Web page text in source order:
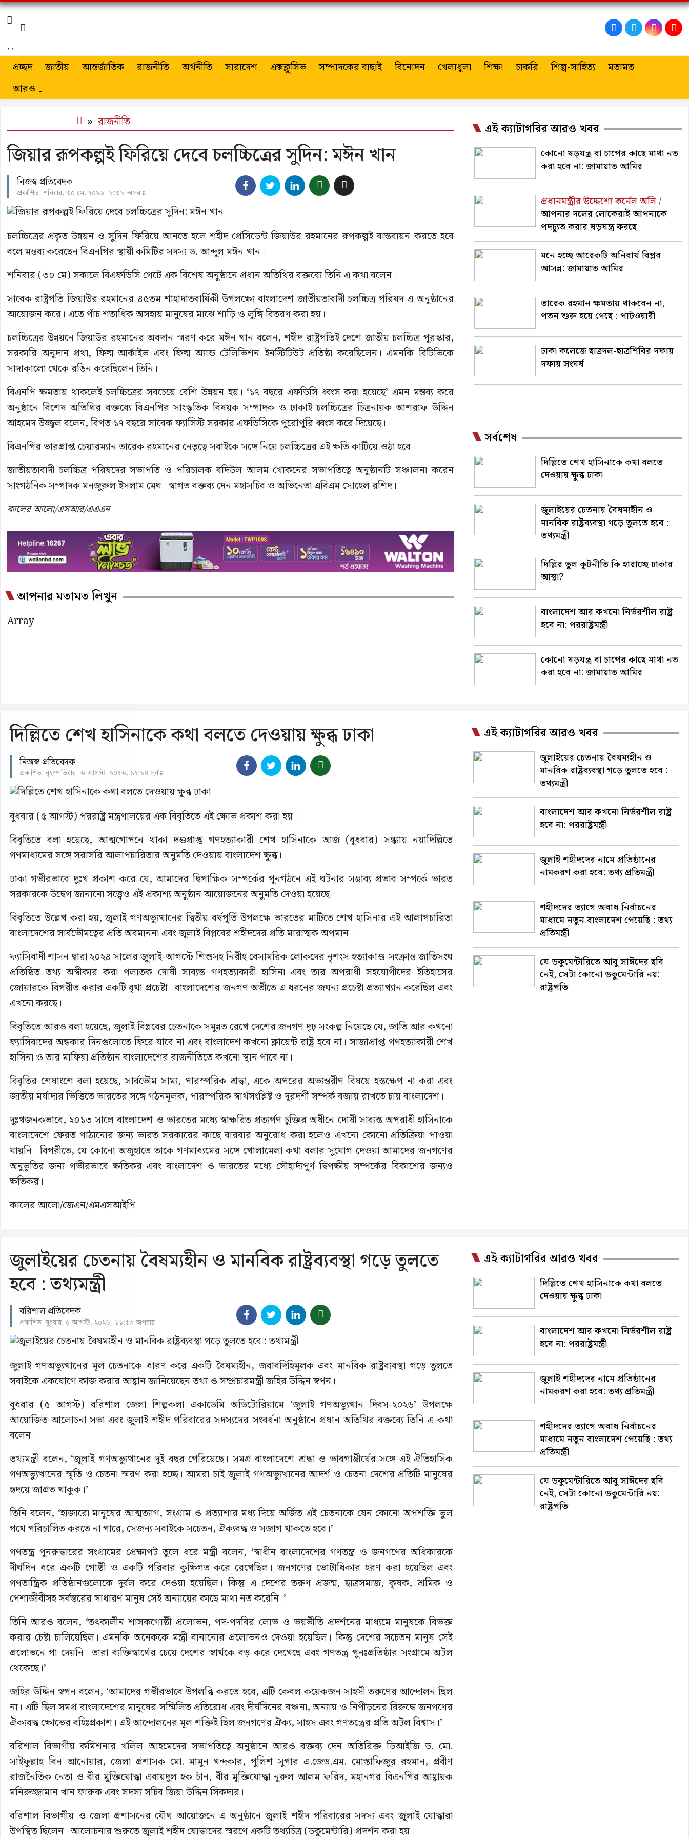
, ,
প্রচ্ছদ জাতীয় আন্তর্জাতিক রাজনীতি অর্থনীতি সারাদেশ এক্সক্লুসিভ সম্পাদকের বাছাই বিনোদন খেলাধুলা শিক্ষা চাকরি শিল্প-সাহিত্য
মতামত
আরও
রাজনীতি
জিয়ার রূপকল্পই ফিরিয়ে দেবে চলচ্চিত্রের সুদিন: মঈন খান
নিজস্ব প্রতিবেদক
প্রকাশিত: শনিবার, ৩০ মে, ২০২৬, ৮:৩৮ অপরাহ্ণ
চলচ্চিত্রের প্রকৃত উন্নয়ন ও সুদিন ফিরিয়ে আনতে হলে শহীদ প্রেসিডেন্ট জিয়াউর রহমানের রূপকল্পই বাস্তবায়ন করতে হবে
বলে মন্তব্য করেছেন বিএনপির স্থায়ী কমিটির সদস্য ড. আব্দুল মঈন খান।
শনিবার (৩০ মে) সকালে বিএফডিসি গেটে এক বিশেষ অনুষ্ঠানে প্রধান অতিথির বক্তব্যে তিনি এ কথা বলেন।
সাবেক রাষ্ট্রপতি জিয়াউর রহমানের ৪৫তম শাহাদাতবার্ষিকী উপলক্ষ্যে বাংলাদেশ জাতীয়তাবাদী চলচ্চিত্র পরিষদ এ অনুষ্ঠানের
আয়োজন করে। এতে পাঁচ শতাধিক অসহায় মানুষের মাঝে শাড়ি ও লুঙ্গি বিতরণ করা হয়।
চলচ্চিত্রের উন্নয়নে জিয়াউর রহমানের অবদান স্মরণ করে মঈন খান বলেন, শহীদ রাষ্ট্রপতিই দেশে জাতীয় চলচ্চিত্র পুরস্কার,
সরকারি অনুদান প্রথা, ফিল্ম আর্কাইভ এবং ফিল্ম অ্যান্ড টেলিভিশন ইনস্টিটিউট প্রতিষ্ঠা করেছিলেন। এমনকি বিটিভিকে
সাদাকালো থেকে রঙিন করেছিলেন তিনি।
বিএনপি ক্ষমতায় থাকলেই চলচ্চিত্রের সবচেয়ে বেশি উন্নয়ন হয়। ‘১৭ বছরে এফডিসি ধ্বংস করা হয়েছে’ এমন মন্তব্য করে
অনুষ্ঠানে বিশেষ অতিথির বক্তব্যে বিএনপির সাংস্কৃতিক বিষয়ক সম্পাদক ও ঢাকাই চলচ্চিত্রের চিত্রনায়ক আশরাফ উদ্দিন
আহমেদ উজ্জ্বল বলেন, বিগত ১৭ বছরে সাবেক ফ্যাসিস্ট সরকার এফডিসিকে পুরোপুরি ধ্বংস করে দিয়েছে।
বিএনপির ভারপ্রাপ্ত চেয়ারম্যান তারেক রহমানের নেতৃত্বে সবাইকে সঙ্গে নিয়ে চলচ্চিত্রের এই ক্ষতি কাটিয়ে ওঠা হবে।
জাতীয়তাবাদী চলচ্চিত্র পরিষদের সভাপতি ও পরিচালক বদিউল আলম খোকনের সভাপতিত্বে অনুষ্ঠানটি সঞ্চালনা করেন
সাংগঠনিক সম্পাদক মনজুরুল ইসলাম মেঘ। স্বাগত বক্তব্য দেন মহাসচিব ও অভিনেতা এবিএম সোহেল রশিদ।
কালের আলো/এসআর/এএএন
আপনার মতামত লিখুন
Array
এই ক্যাটাগরির আরও খবর
কোনো ষড়যন্ত্র বা চাপের কাছে মাথা নত
করা হবে না: জামায়াত আমির
প্রধানমন্ত্রীর উদ্দেশ্যে কর্নেল অলি /
আপনার দলের লোকেরাই আপনাকে
পদচ্যুত করার ষড়যন্ত্র করছে
মনে হচ্ছে আরেকটি অনিবার্য বিপ্লব
আসন্ন: জামায়াত আমির
তারেক রহমান ক্ষমতায় থাকবেন না,
পতন শুরু হয়ে গেছে : পাটওয়ারী
ঢাকা কলেজে ছাত্রদল-ছাত্রশিবির দফায়
দফায় সংঘর্ষ
সর্বশেষ
দিল্লিতে শেখ হাসিনাকে কথা বলতে
দেওয়ায় ক্ষুব্ধ ঢাকা
জুলাইয়ের চেতনায় বৈষম্যহীন ও
মানবিক রাষ্ট্রব্যবস্থা গড়ে তুলতে হবে :
তথ্যমন্ত্রী
দিল্লির ভুল কূটনীতি কি হারাচ্ছে ঢাকার
আস্থা?
বাংলাদেশ আর কখনো নির্ভরশীল রাষ্ট্র
হবে না: পররাষ্ট্রমন্ত্রী
কোনো ষড়যন্ত্র বা চাপের কাছে মাথা নত
করা হবে না: জামায়াত আমির
দিল্লিতে শেখ হাসিনাকে কথা বলতে দেওয়ায় ক্ষুব্ধ ঢাকা
নিজস্ব প্রতিবেদক
প্রকাশিত: বৃহস্পতিবার, ৬ আগস্ট, ২০২৬, ১২:১৪ পূর্বাহ্ণ
বুধবার (৫ আগস্ট) পররাষ্ট্র মন্ত্রণালয়ের এক বিবৃতিতে এই ক্ষোভ প্রকাশ করা হয়।
বিবৃতিতে বলা হয়েছে, আত্মগোপনে থাকা দণ্ডপ্রাপ্ত গণহত্যাকারী শেখ হাসিনাকে আজ (বুধবার) সন্ধ্যায় নয়াদিল্লিতে
গণমাধ্যমের সঙ্গে সরাসরি আলাপচারিতার অনুমতি দেওয়ায় বাংলাদেশ ক্ষুব্ধ।
ঢাকা গভীরভাবে দুঃখ প্রকাশ করে যে, আমাদের দ্বিপাক্ষিক সম্পর্কের পুনর্গঠনে এই ঘটনার সম্ভাব্য প্রভাব সম্পর্কে ভারত
সরকারকে উদ্বেগ জানানো সত্ত্বেও এই প্রকাশ্য অনুষ্ঠান আয়োজনের অনুমতি দেওয়া হয়েছে।
বিবৃতিতে উল্লেখ করা হয়, জুলাই গণঅভ্যুত্থানের দ্বিতীয় বর্ষপূর্তি উপলক্ষে ভারতের মাটিতে শেখ হাসিনার এই আলাপচারিতা
বাংলাদেশের সার্বভৌমত্বের প্রতি অবমাননা এবং জুলাই বিপ্লবের শহীদদের প্রতি মারাত্মক অপমান।
ফ্যাসিবাদী শাসন দ্বারা ২০২৪ সালের জুলাই-আগস্টে শিশুসহ নিরীহ বেসামরিক লোকদের নৃশংস হত্যাকাণ্ড-সংক্রান্ত জাতিসংঘ
প্রতিষ্ঠিত তথ্য অস্বীকার করা পলাতক দোষী সাব্যস্ত গণহত্যাকারী হাসিনা এবং তার অপরাধী সহযোগীদের ইতিহাসের
জোয়ারকে বিপরীত করার একটি বৃথা প্রচেষ্টা। বাংলাদেশের জনগণ অতীতে এ ধরনের জঘন্য প্রচেষ্টা প্রত্যাখ্যান করেছিল এবং
এখনো করছে।
বিবৃতিতে আরও বলা হয়েছে, জুলাই বিপ্লবের চেতনাকে সমুন্নত রেখে দেশের জনগণ দৃঢ় সংকল্প নিয়েছে যে, জাতি আর কখনো
ফ্যাসিবাদের অন্ধকার দিনগুলোতে ফিরে যাবে না এবং বাংলাদেশ কখনো ক্লায়েন্ট রাষ্ট্র হবে না। সাজাপ্রাপ্ত গণহত্যাকারী শেখ
হাসিনা ও তার মাফিয়া প্রতিষ্ঠান বাংলাদেশের রাজনীতিতে কখনো স্থান পাবে না।
বিবৃতির শেষাংশে বলা হয়েছে, সার্বভৌম সাম্য, পারস্পরিক শ্রদ্ধা, একে অপরের অভ্যন্তরীণ বিষয়ে হস্তক্ষেপ না করা এবং
জাতীয় মর্যাদার ভিত্তিতে ভারতের সঙ্গে গঠনমূলক, পারস্পরিক স্বার্থসংশ্লিষ্ট ও দূরদর্শী সম্পর্ক বজায় রাখতে চায় বাংলাদেশ।
দুঃখজনকভাবে, ২০১৩ সালে বাংলাদেশ ও ভারতের মধ্যে স্বাক্ষরিত প্রত্যর্পণ চুক্তির অধীনে দোষী সাব্যস্ত অপরাধী হাসিনাকে
বাংলাদেশে ফেরত পাঠানোর জন্য ভারত সরকারের কাছে বারবার অনুরোধ করা হলেও এখনো কোনো প্রতিক্রিয়া পাওয়া
যায়নি। বিপরীতে, যে কোনো অজুহাতে তাকে গণমাধ্যমের সঙ্গে খোলামেলা কথা বলার সুযোগ দেওয়া আমাদের জনগণের
অনুভূতির জন্য গভীরভাবে ক্ষতিকর এবং বাংলাদেশ ও ভারতের মধ্যে সৌহার্দ্যপূর্ণ দ্বিপক্ষীয় সম্পর্কের বিকাশের জন্যও
ক্ষতিকর।
কালের আলো/জেএন/এমএসআইপি
এই ক্যাটাগরির আরও খবর
জুলাইয়ের চেতনায় বৈষম্যহীন ও
মানবিক রাষ্ট্রব্যবস্থা গড়ে তুলতে হবে :
তথ্যমন্ত্রী
বাংলাদেশ আর কখনো নির্ভরশীল রাষ্ট্র
হবে না: পররাষ্ট্রমন্ত্রী
জুলাই শহীদদের নামে প্রতিষ্ঠানের
নামকরণ করা হবে: তথ্য প্রতিমন্ত্রী
শহীদদের ত্যাগে অবাধ নির্বাচনের
মাধ্যমে নতুন বাংলাদেশ পেয়েছি : তথ্য
প্রতিমন্ত্রী
যে ডকুমেন্টারিতে আবু সাঈদের ছবি
নেই, সেটা কোনো ডকুমেন্টারি নয়:
রাষ্ট্রপতি
জুলাইয়ের চেতনায় বৈষম্যহীন ও মানবিক রাষ্ট্রব্যবস্থা গড়ে তুলতে
হবে : তথ্যমন্ত্রী
বরিশাল প্রতিবেদক
প্রকাশিত: বুধবার, ৫ আগস্ট, ২০২৬, ১১:৫৩ অপরাহ্ণ
জুলাই গণঅভ্যুত্থানের মূল চেতনাকে ধারণ করে একটি বৈষম্যহীন, জবাবদিহিমূলক এবং মানবিক রাষ্ট্রব্যবস্থা গড়ে তুলতে
সবাইকে একযোগে কাজ করার আহ্বান জানিয়েছেন তথ্য ও সম্প্রচারমন্ত্রী জহির উদ্দিন স্বপন।
বুধবার (৫ আগস্ট) বরিশাল জেলা শিল্পকলা একাডেমি অডিটোরিয়ামে ‘জুলাই গণঅভ্যুত্থান দিবস-২০২৬’ উপলক্ষে
আয়োজিত আলোচনা সভা এবং জুলাই শহীদ পরিবারের সদস্যদের সংবর্ধনা অনুষ্ঠানে প্রধান অতিথির বক্তব্যে তিনি এ কথা
বলেন।
তথ্যমন্ত্রী বলেন, ‘জুলাই গণঅভ্যুত্থানের দুই বছর পেরিয়েছে। সমগ্র বাংলাদেশে শ্রদ্ধা ও ভাবগাম্ভীর্যের সঙ্গে এই ঐতিহাসিক
গণঅভ্যুত্থানের স্মৃতি ও চেতনা স্মরণ করা হচ্ছে। আমরা চাই জুলাই গণঅভ্যুত্থানের আদর্শ ও চেতনা দেশের প্রতিটি মানুষের
হৃদয়ে জাগ্রত থাকুক।’
তিনি বলেন, ‘হাজারো মানুষের আত্মত্যাগ, সংগ্রাম ও প্রত্যাশার মধ্য দিয়ে অর্জিত এই চেতনাকে যেন কোনো অপশক্তি ভুল
পথে পরিচালিত করতে না পারে, সেজন্য সবাইকে সচেতন, ঐক্যবদ্ধ ও সজাগ থাকতে হবে।’
গণতন্ত্র পুনরুদ্ধারের সংগ্রামের প্রেক্ষাপট তুলে ধরে মন্ত্রী বলেন, ‘স্বাধীন বাংলাদেশের গণতন্ত্র ও জনগণের অধিকারকে
দীর্ঘদিন ধরে একটি গোষ্ঠী ও একটি পরিবার কুক্ষিগত করে রেখেছিল। জনগণের ভোটাধিকার হরণ করা হয়েছিল এবং
গণতান্ত্রিক প্রতিষ্ঠানগুলোকে দুর্বল করে দেওয়া হয়েছিল। কিন্তু এ দেশের তরুণ প্রজন্ম, ছাত্রসমাজ, কৃষক, শ্রমিক ও
পেশাজীবীসহ সর্বস্তরের সাধারণ মানুষ সেই অন্যায়ের কাছে মাথা নত করেনি।’
তিনি আরও বলেন, ‘তৎকালীন শাসকগোষ্ঠী প্রলোভন, পদ-পদবির লোভ ও ভয়ভীতি প্রদর্শনের মাধ্যমে মানুষকে বিভক্ত
করার চেষ্টা চালিয়েছিল। এমনকি অনেককে মন্ত্রী বানানোর প্রলোভনও দেওয়া হয়েছিল। কিন্তু দেশের সচেতন মানুষ সেই
প্রলোভনে পা দেয়নি। তারা ব্যক্তিস্বার্থের চেয়ে দেশের স্বার্থকে বড় করে দেখেছে এবং গণতন্ত্র পুনঃপ্রতিষ্ঠার সংগ্রামে অটল
থেকেছে।’
জহির উদ্দিন স্বপন বলেন, ‘আমাদের গভীরভাবে উপলব্ধি করতে হবে, এটি কেবল কয়েকজন সাহসী তরুণের আন্দোলন ছিল
না। এটি ছিল সমগ্র বাংলাদেশের মানুষের সম্মিলিত প্রতিরোধ এবং দীর্ঘদিনের বঞ্চনা, অন্যায় ও নিপীড়নের বিরুদ্ধে জনগণের
ঐক্যবদ্ধ ক্ষোভের বহিঃপ্রকাশ। এই আন্দোলনের মূল শক্তিই ছিল জনগণের ঐক্য, সাহস এবং গণতন্ত্রের প্রতি অটল বিশ্বাস।’
বরিশাল বিভাগীয় কমিশনার খলিল আহমেদের সভাপতিত্বে অনুষ্ঠানে আরও বক্তব্য দেন অতিরিক্ত ডিআইজি ড. মো.
সাইফুল্লাহ বিন আনোয়ার, জেলা প্রশাসক মো. মামুন খন্দকার, পুলিশ সুপার এ.জেড.এম. মোস্তাফিজুর রহমান, প্রবীণ
রাজনৈতিক নেতা ও বীর মুক্তিযোদ্ধা এবায়দুল হক চাঁন, বীর মুক্তিযোদ্ধা নুরুল আলম ফরিদ, মহানগর বিএনপির আহ্বায়ক
মনিরুজ্জামান খান ফারুক এবং সদস্য সচিব জিয়া উদ্দিন সিকদার।
বরিশাল বিভাগীয় ও জেলা প্রশাসনের যৌথ আয়োজনে এ অনুষ্ঠানে জুলাই শহীদ পরিবারের সদস্য এবং জুলাই যোদ্ধারা
উপস্থিত ছিলেন। আলোচনার শুরুতে জুলাই শহীদ যোদ্ধাদের স্মরণে একটি তথ্যচিত্র (ডকুমেন্টারি) প্রদর্শন করা হয়।
এই ক্যাটাগরির আরও খবর
দিল্লিতে শেখ হাসিনাকে কথা বলতে
দেওয়ায় ক্ষুব্ধ ঢাকা
বাংলাদেশ আর কখনো নির্ভরশীল রাষ্ট্র
হবে না: পররাষ্ট্রমন্ত্রী
জুলাই শহীদদের নামে প্রতিষ্ঠানের
নামকরণ করা হবে: তথ্য প্রতিমন্ত্রী
শহীদদের ত্যাগে অবাধ নির্বাচনের
মাধ্যমে নতুন বাংলাদেশ পেয়েছি : তথ্য
প্রতিমন্ত্রী
যে ডকুমেন্টারিতে আবু সাঈদের ছবি
নেই, সেটা কোনো ডকুমেন্টারি নয়:
রাষ্ট্রপতি